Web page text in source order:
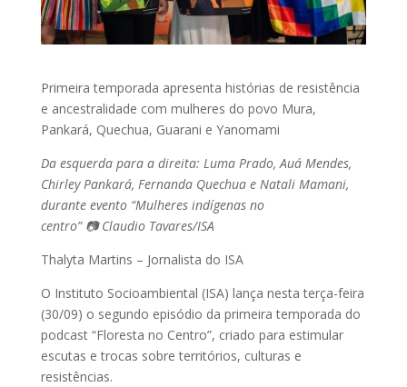
Primeira temporada apresenta histórias de resistência
e ancestralidade com mulheres do povo Mura,
Pankará, Quechua, Guarani e Yanomami
Da esquerda para a direita: Luma Prado, Auá Mendes,
Chirley Pankará, Fernanda Quechua e Natali Mamani,
durante evento “Mulheres indígenas no
centro” 📷 Claudio Tavares/ISA
Thalyta Martins – Jornalista do ISA
O Instituto Socioambiental (ISA) lança nesta terça-feira
(30/09) o segundo episódio da primeira temporada do
podcast “Floresta no Centro”, criado para estimular
escutas e trocas sobre territórios, culturas e
resistências.